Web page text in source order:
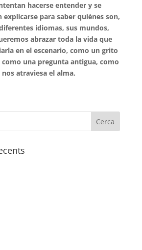
hacerse entender y se
explicarse para saber quiénes son,
idiomas, sus mundos,
abrazar toda la vida que
en el escenario, como un grito
una pregunta antigua, como
atraviesa el alma.